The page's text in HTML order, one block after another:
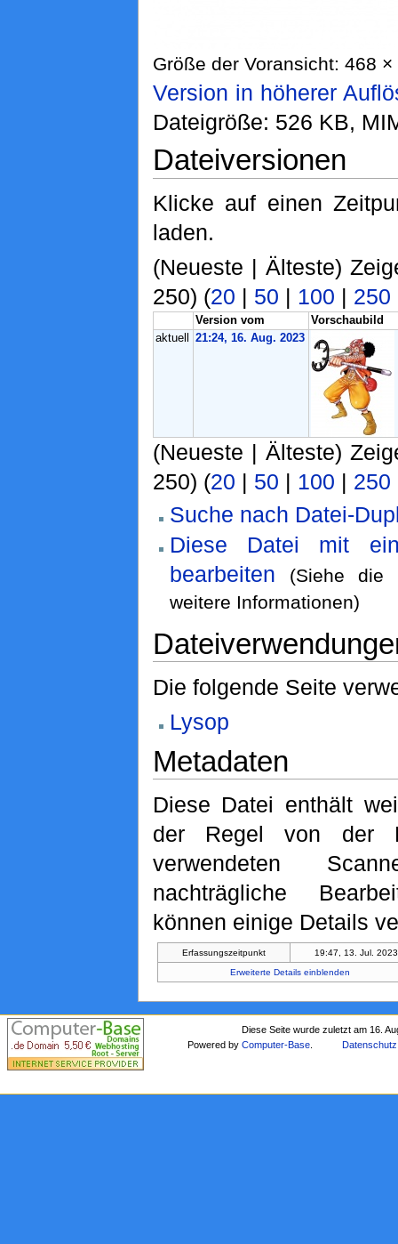
Größe der Voransicht: 468
Version in höherer
Dateigröße: 526 KB,
Dateiversionen
Klicke auf einen
laden.
(Neueste | Älteste)
250) (20 | 50 | 100 | 250
Version vom
Vorschaubild
aktuell
21:24, 16. Aug. 2023
(Neueste | Älteste)
250) (20 | 50 | 100 | 250
Suche nach Datei-
Diese Datei mit
bearbeiten
(Siehe die
weitere Informationen)
Die folgende Seite
Lysop
Metadaten
Diese Datei enthält
der Regel von der
verwendeten
nachträgliche
können einige Details
Erfassungszeitpunkt
19:47, 13. Jul. 2023
Erweiterte Details einblenden
Diese Seite wurde zuletzt am 16.
Powered byComputer-Base Datenschutz